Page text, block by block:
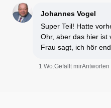
Johannes Vogel
Super Teil! Hatte
Ohr, aber das hier ist
Frau sagt, ich hör
1 Wo. Gefällt mirAntworten